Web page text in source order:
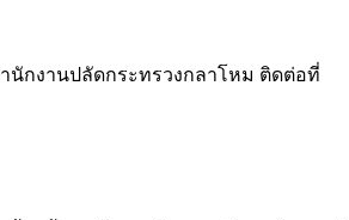
กงานปลัดกระทรวงกลาโหม ติดต่อที่